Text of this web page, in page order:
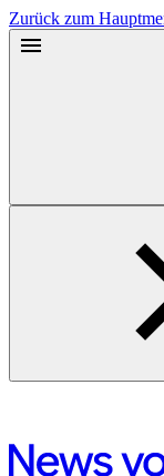
Zurück zum